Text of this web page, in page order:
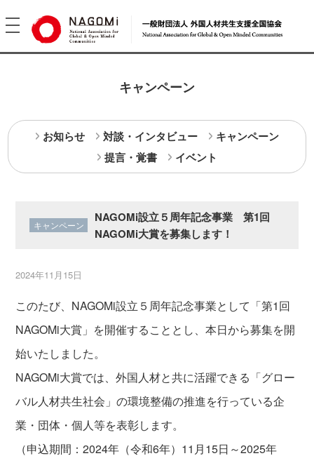
toggle
navigation
キャンペーン
お知らせ 対談・インタビュー
キャンペーン
提言・覚書
イベント
キャンペーン
NAGOMi設立５周年記念事業 第1回
NAGOMi大賞を募集します！
2024年11月15日
このたび、NAGOMi設立５周年記念事業として「第1回
NAGOMi大賞」を開催することとし、本日から募集を開
始いたしました。
NAGOMi大賞では、外国人材と共に活躍できる「グロー
バル人材共生社会」の環境整備の推進を行っている企
業・団体・個人等を表彰します。
（申込期間：2024年（令和6年）11月15日～2025年